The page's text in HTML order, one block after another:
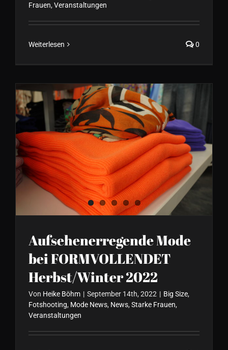
Frauen, Veranstaltungen
Weiterlesen 0
Aufsehenerregende Mode bei
FORMVOLLENDET
Herbst/Winter 2022
Aufsehenerregende Mode
bei FORMVOLLENDET
Herbst/Winter 2022
Von Heike Böhm | September 14th, 2022 | Big Size,
Fotshooting, Mode News, News, Starke Frauen,
Veranstaltungen